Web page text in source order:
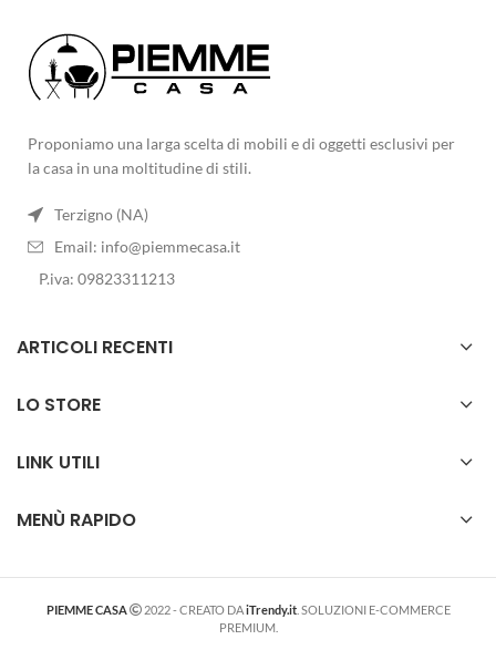
Proponiamo una larga scelta di mobili e di oggetti esclusivi per
la casa in una moltitudine di stili.
Terzigno (NA)
Email: info@piemmecasa.it
P.iva: 09823311213
ARTICOLI RECENTI
LO STORE
LINK UTILI
MENÙ RAPIDO
PIEMME CASA 2022 - CREATO DAiTrendy.it. SOLUZIONI E-COMMERCE
PREMIUM.